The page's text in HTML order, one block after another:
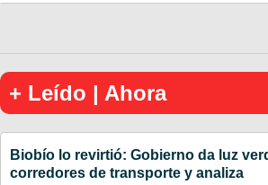
+ Leído | Ahora
Biobío lo revirtió: Gobierno da luz
corredores de transporte y analiza